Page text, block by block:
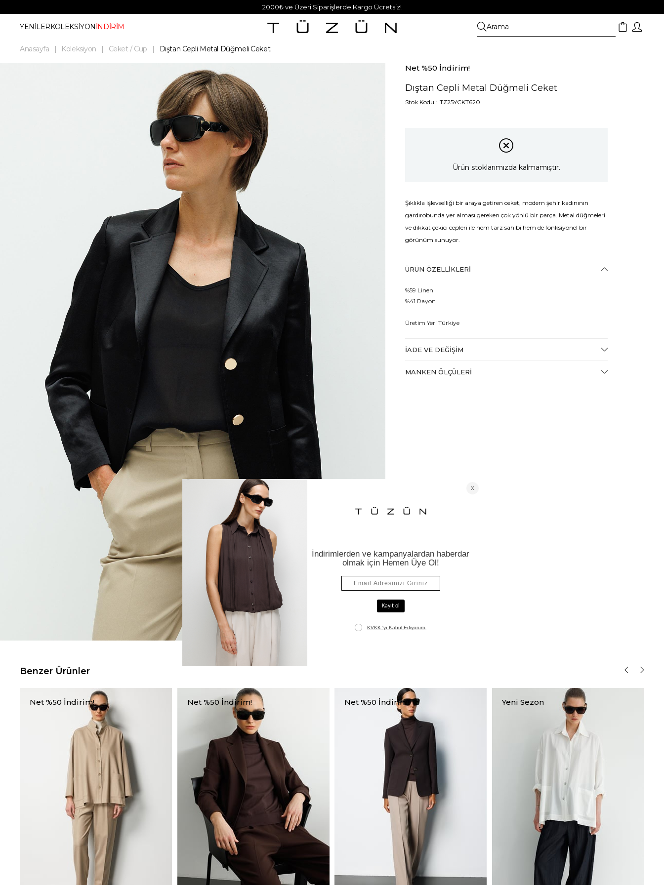
2000₺ ve Üzeri Siparişlerde Kargo Ücretsiz!
YENİLERKOLEKSİYONİNDİRİM
Anasayfa Koleksiyon Ceket / Cup Dıştan Cepli Metal Düğmeli Ceket
Net %50 İndirim!
Dıştan Cepli Metal Düğmeli Ceket
Stok Kodu TZ25YCKT620
Ürün stoklarımızda kalmamıştır.
Şıklıkla işlevselliği bir araya getiren ceket, modern şehir kadınının
gardırobunda yer alması gereken çok yönlü bir parça. Metal düğmeleri
ve dikkat çekici cepleri ile hem tarz sahibi hem de fonksiyonel bir
görünüm sunuyor.
ÜRÜN ÖZELLIKLERI
%59 Linen
%41 Rayon
Üretim Yeri Türkiye
İADE VE DEĞIŞIM
MANKEN ÖLÇÜLERI
Benzer Ürünler
Net %50 İndirim! Net %50 İndirim! Net %50 İndirim! Yeni Sezon